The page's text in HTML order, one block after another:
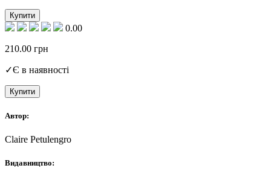
Купити
0.00
210.00 грн
✓Є в наявності
Купити
Автор:
Claire Petulengro
Видавництво: